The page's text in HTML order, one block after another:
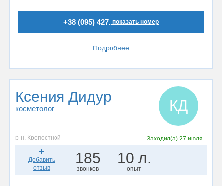
+38 (095) 427..показать номер
Подробнее
Ксения Дидур
косметолог КД
р-н. Крепостной Заходил(а)27 июля
Добавить
отзыв
185
звонков
10 л.
опыт